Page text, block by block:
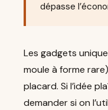
dépasse
Les gadgets
moule à forme
placard. Si l’idée
demander si on